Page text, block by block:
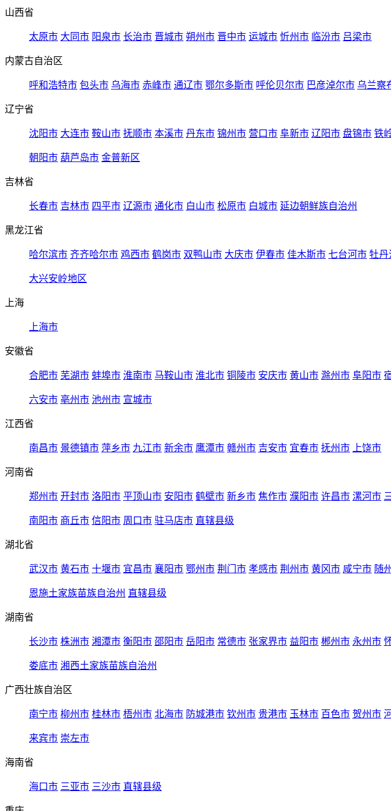
山西省
太原市 大同市 阳泉市 长治市 晋城市 朔州市 晋中市 运城市 忻州市 临汾市 吕梁市
内蒙古自治区
呼和浩特市 包头市 乌海市 赤峰市 通辽市 鄂尔多斯市 呼伦贝尔市 巴彦淖尔市 乌兰察
辽宁省
沈阳市 大连市 鞍山市 抚顺市 本溪市 丹东市 锦州市 营口市 阜新市 辽阳市 盘锦市 铁
朝阳市 葫芦岛市 金普新区
吉林省
长春市 吉林市 四平市 辽源市 通化市 白山市 松原市 白城市 延边朝鲜族自治州
黑龙江省
哈尔滨市 齐齐哈尔市 鸡西市 鹤岗市 双鸭山市 大庆市 伊春市 佳木斯市 七台河市 牡丹
大兴安岭地区
上海
上海市
安徽省
合肥市 芜湖市 蚌埠市 淮南市 马鞍山市 淮北市 铜陵市 安庆市 黄山市 滁州市 阜阳市
六安市 亳州市 池州市 宣城市
江西省
南昌市 景德镇市 萍乡市 九江市 新余市 鹰潭市 赣州市 吉安市 宜春市 抚州市 上饶市
河南省
郑州市 开封市 洛阳市 平顶山市 安阳市 鹤壁市 新乡市 焦作市 濮阳市 许昌市 漯河市
南阳市 商丘市 信阳市 周口市 驻马店市 直辖县级
湖北省
武汉市 黄石市 十堰市 宜昌市 襄阳市 鄂州市 荆门市 孝感市 荆州市 黄冈市 咸宁市 随
恩施土家族苗族自治州 直辖县级
湖南省
长沙市 株洲市 湘潭市 衡阳市 邵阳市 岳阳市 常德市 张家界市 益阳市 郴州市 永州市
娄底市 湘西土家族苗族自治州
广西壮族自治区
南宁市 柳州市 桂林市 梧州市 北海市 防城港市 钦州市 贵港市 玉林市 百色市 贺州市
来宾市 崇左市
海南省
海口市 三亚市 三沙市 直辖县级